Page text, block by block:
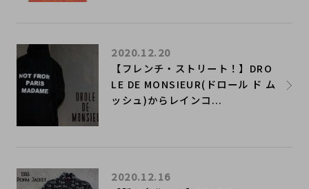
【フレンチ・ストリート！】DRO
LE DE MONSIEUR(ドロール ド ム
ッシュ)からレインコ...
2020.12.20
2020.12.16